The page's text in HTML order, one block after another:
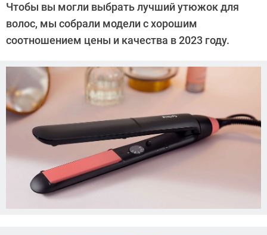
Дмитриева
Чтобы вы могли выбрать лучший утюжок для
волос, мы собрали модели с хорошим
соотношением цены и качества в 2023 году.